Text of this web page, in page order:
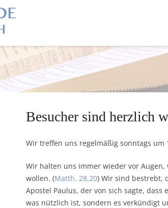
Besucher sind herzlich
Wir treffen uns regelmäßig sonntags um
Wir halten uns immer wieder vor Augen,
wollen. (Matth. 28,20) Wir sind bestrebt,
Apostel Paulus, der von sich sagte,
was nützlich ist, sondern es verkündigt